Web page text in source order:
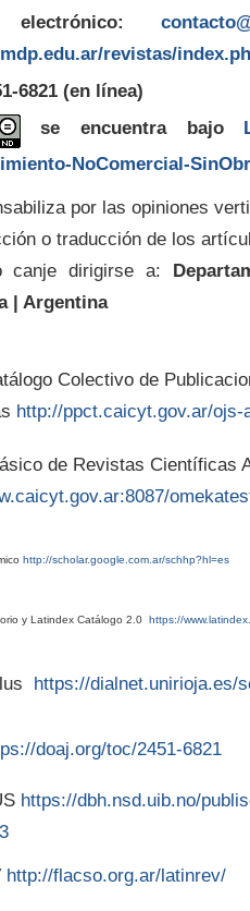
electrónico:
revistas/
6821 (en línea)
se encuentra bajo
NoComercial-
por las opiniones
o traducción de los
canje dirigirse a:
| Argentina
Colectivo de
http://ppct.caicyt.gov.ar/ojs-
de Revistas Científicas
http://scholar.google.com.ar/schhp?hl=es
y Latindex Catálogo 2.0 https://
https://dialnet.unirioja.es/
doaj.org/toc/2451-6821
https://dbh.nsd.uib.no/
http://flacso.org.ar/latinrev/